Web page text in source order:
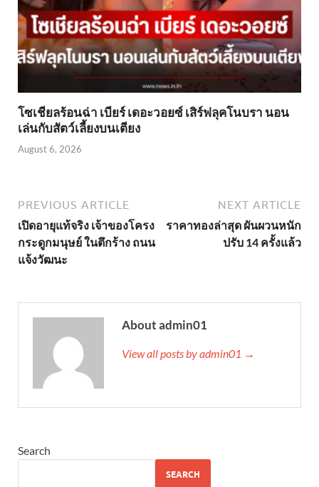
โซเชียลร้อนฉ่า เบียร์ เดอะวอยซ์ เสิร์ฟลุคโนบรา นอน
เล่นกับสัตว์เลี้ยงบนเตียง
August 6, 2026
PREVIOUS ARTICLE
เปิดอายุแท้จริง เจ้าของโครง
กระดูกมนุษย์ ในตึกร้าง ถนน
แจ้งวัฒนะ
NEXT ARTICLE
ราคาทองล่าสุด ผันผวนหนัก
ปรับ 14 ครั้งแล้ว
About admin01
View all posts by admin01 →
Search
SEARCH